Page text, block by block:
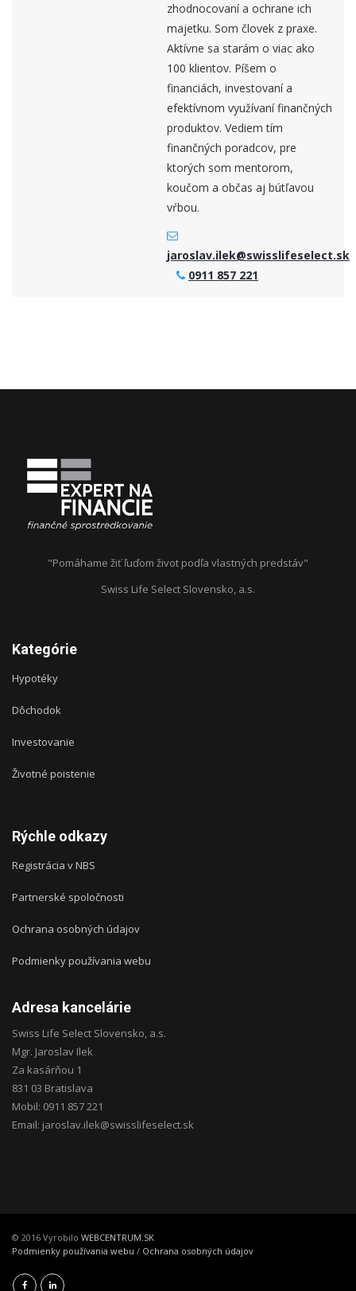
zhodnocovaní a ochrane ich
majetku. Som človek z praxe.
Aktívne sa starám o viac ako
100 klientov. Píšem o
financiách, investovaní a
efektívnom využívaní finančných
produktov. Vediem tím
finančných poradcov, pre
ktorých som mentorom,
koučom a občas aj bútľavou
vŕbou.
jaroslav.ilek@swisslifeselect.sk
0911 857 221
"Pomáhame žiť ľuďom život podľa vlastných predstáv"
Swiss Life Select Slovensko, a.s.
Kategórie
Hypotéky
Dôchodok
Investovanie
Životné poistenie
Rýchle odkazy
Registrácia v NBS
Partnerské spoločnosti
Ochrana osobných údajov
Podmienky používania webu
Adresa kancelárie
Swiss Life Select Slovensko, a.s.
Mgr. Jaroslav Ilek
Za kasárňou 1
831 03 Bratislava
Mobil: 0911 857 221
Email: jaroslav.ilek@swisslifeselect.sk
© 2016 Vyrobilo WEBCENTRUM.SK
Podmienky používania webu / Ochrana osobných údajov